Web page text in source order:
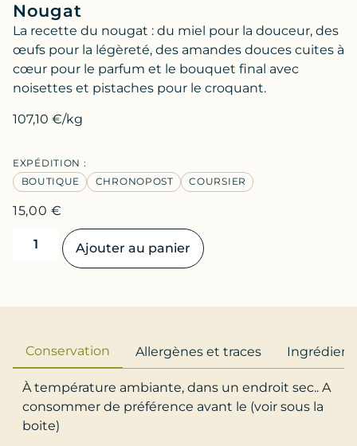
Nougat
La recette du nougat : du miel pour la douceur, des
œufs pour la légèreté, des amandes douces cuites à
cœur pour le parfum et le bouquet final avec
noisettes et pistaches pour le croquant.
107,10 €/kg
EXPÉDITION :
BOUTIQUE
CHRONOPOST COURSIER
15,00€
Ajouter au panier
Conservation Allergènes et traces
À température ambiante, dans un endroit sec.. A
consommer de préférence avant le (voir sous la
boite)